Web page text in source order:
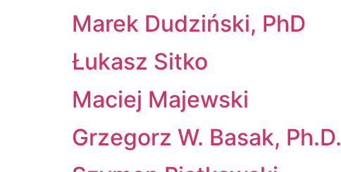
Marek Dudziński, PhD
Łukasz Sitko
Maciej Majewski
Grzegorz W. Basak, Ph.D.